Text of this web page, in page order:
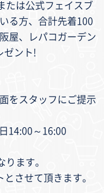
たは公式フェイスブ
る方、合計先着100
屋、レパコガーデン
ゼント!
をスタッフにご提示
14:00～16:00
ます。
させて頂きます。